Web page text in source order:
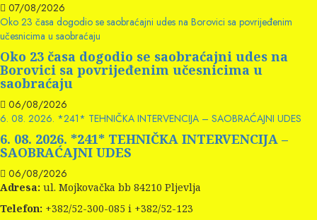
07/08/2026
Oko 23 časa dogodio se saobraćajni udes na Borovici sa povrijeđenim
učesnicima u saobraćaju
Oko 23 časa dogodio se saobraćajni udes na
Borovici sa povrijeđenim učesnicima u
saobraćaju
06/08/2026
6. 08. 2026. *241* TEHNIČKA INTERVENCIJA – SAOBRAĆAJNI UDES
6. 08. 2026. *241* TEHNIČKA INTERVENCIJA –
SAOBRAĆAJNI UDES
06/08/2026
Adresa: ul. Mojkovačka bb 84210 Pljevlja
Telefon: +382/52-300-085 i +382/52-123